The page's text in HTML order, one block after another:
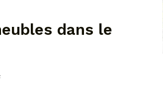
dans le